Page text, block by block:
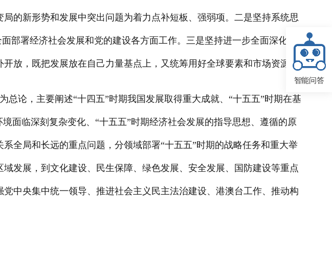
的新形势和发展中突出问题为着力点补短板、强弱项。二是坚持系统思
部署经济社会发展和党的建设各方面工作。三是坚持进一步全面深化改
放，既把发展放在自己力量基点上，又统筹用好全球要素和市场资源。
总论，主要阐述“十四五”时期我国发展取得重大成就、“十五五”时期在基
面临深刻复杂变化、“十五五”时期经济社会发展的指导思想、遵循的原
全局和长远的重点问题，分领域部署“十五五”时期的战略任务和重大举
发展，到文化建设、民生保障、绿色发展、安全发展、国防建设等重点
中央集中统一领导、推进社会主义民主法治建设、港澳台工作、推动构
智能问答